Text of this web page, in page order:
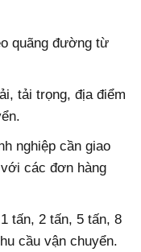
quãng đường từ
tải trọng, địa điểm
nghiệp cần giao
các đơn hàng
tấn, 2 tấn, 5 tấn, 8
cầu vận chuyển.